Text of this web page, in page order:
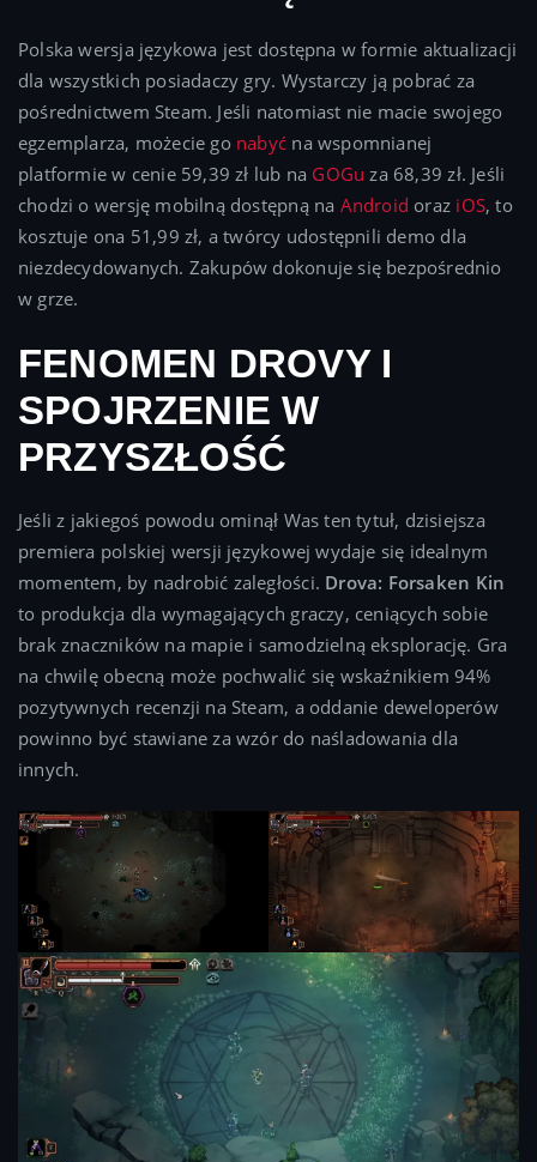
Polska wersja językowa jest dostępna w formie aktualizacji
dla wszystkich posiadaczy gry. Wystarczy ją pobrać za
pośrednictwem Steam. Jeśli natomiast nie macie swojego
egzemplarza, możecie go nabyć na wspomnianej
platformie w cenie 59,39 zł lub na GOGu za 68,39 zł. Jeśli
chodzi o wersję mobilną dostępną na Android oraz iOS, to
kosztuje ona 51,99 zł, a twórcy udostępnili demo dla
niezdecydowanych. Zakupów dokonuje się bezpośrednio
w grze.
FENOMEN DROVY I
SPOJRZENIE W
PRZYSZŁOŚĆ
Jeśli z jakiegoś powodu ominął Was ten tytuł, dzisiejsza
premiera polskiej wersji językowej wydaje się idealnym
momentem, by nadrobić zaległości. Drova: Forsaken Kin
to produkcja dla wymagających graczy, ceniących sobie
brak znaczników na mapie i samodzielną eksplorację. Gra
na chwilę obecną może pochwalić się wskaźnikiem 94%
pozytywnych recenzji na Steam, a oddanie deweloperów
powinno być stawiane za wzór do naśladowania dla
innych.